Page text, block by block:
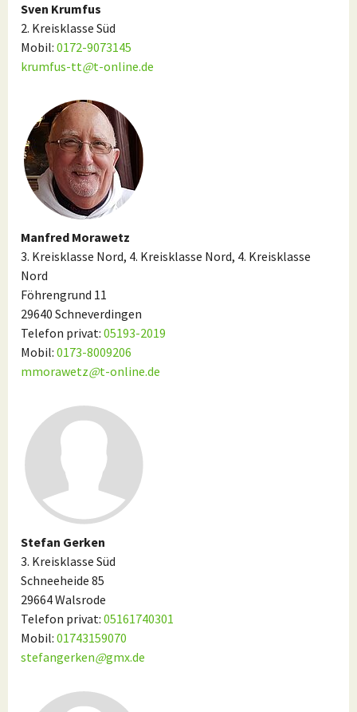
Sven Krumfus
2. Kreisklasse Süd
Mobil: 0172-9073145
krumfus-tt@t-online.de
Manfred Morawetz
3. Kreisklasse Nord, 4. Kreisklasse Nord, 4. Kreisklasse
Nord
Föhrengrund 11
29640 Schneverdingen
Telefon privat: 05193-2019
Mobil: 0173-8009206
mmorawetz@t-online.de
Stefan Gerken
3. Kreisklasse Süd
Schneeheide 85
29664 Walsrode
Telefon privat: 05161740301
Mobil: 01743159070
stefangerken@gmx.de